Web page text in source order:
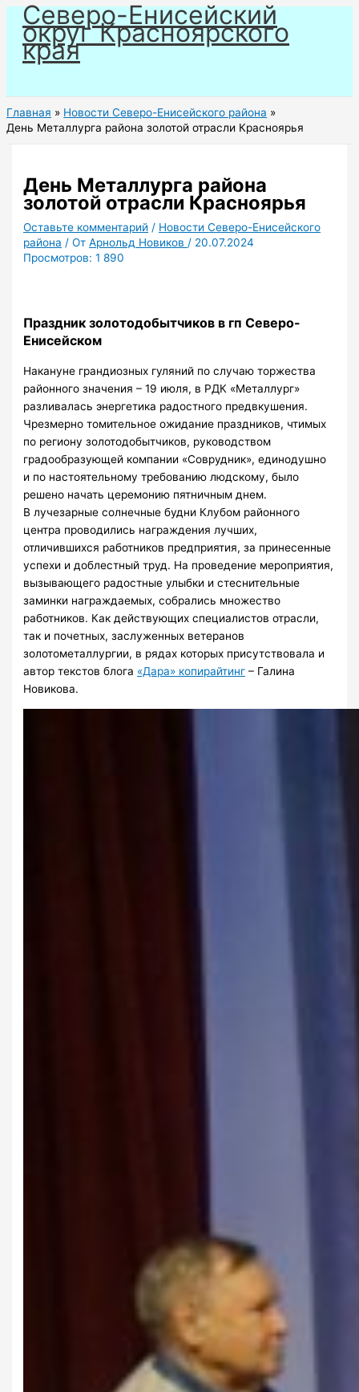
Перейти
содержимому
Северо-Енисейский
округ Красноярского
края
Главная
Новости Северо-Енисейского района
День Металлурга района золотой отрасли Красноярья
День Металлурга района
золотой отрасли Красноярья
Оставьте комментарий / Новости Северо-Енисейского
района / ОтАрнольд Новиков / 20.07.2024
Просмотров: 1 890
Праздник золотодобытчиков в гп Северо-
Енисейском
Накануне грандиозных гуляний по случаю торжества
районного значения – 19 июля, в РДК «Металлург»
разливалась энергетика радостного предвкушения.
Чрезмерно томительное ожидание праздников, чтимых
по региону золотодобытчиков, руководством
градообразующей компании «Соврудник», единодушно
и по настоятельному требованию людскому, было
решено начать церемонию пятничным днем.
В лучезарные солнечные будни Клубом районного
центра проводились награждения лучших,
отличившихся работников предприятия, за принесенные
успехи и доблестный труд. На проведение мероприятия,
вызывающего радостные улыбки и стеснительные
заминки награждаемых, собрались множество
работников. Как действующих специалистов отрасли,
так и почетных, заслуженных ветеранов
золотометаллургии, в рядах которых присутствовала и
автор текстов блога «Дара» копирайтинг – Галина
Новикова.